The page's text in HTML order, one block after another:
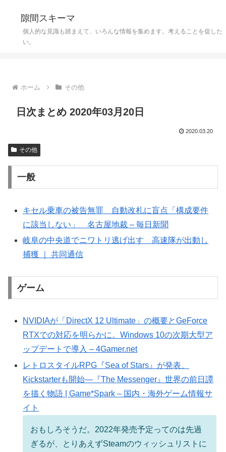
隙間スキーマ
個人的な見識も踏まえて、いろんな情報を集めます。考えることを促した
い。
ホーム その他
日次まとめ 2020年03月20日
2020.03.20
その他
一般
キセル乗車の被告無罪 自動改札に盲点「構成要件
に該当しない」 名古屋地裁 – 毎日新聞
岐阜の中央道でニワトリ逃げ出す 高速隊が出動し
捕獲 ｜ 共同通信
ゲーム
NVIDIAが「DirectX 12 Ultimate」の概要とGeForce
RTXでの対応を明らかに。Windows 10の次期大型ア
ップデートで導入 – 4Gamer.net
レトロスタイルRPG『Sea of Stars』が発表、
Kickstarterも開始―『The Messenger』世界の前日譚
を描く物語 | Game*Spark – 国内・海外ゲーム情報サ
イト
おもしろそうだ。2022年発売予定ってのは先過
ぎるが、とりあえずSteamのウィッシュリストに